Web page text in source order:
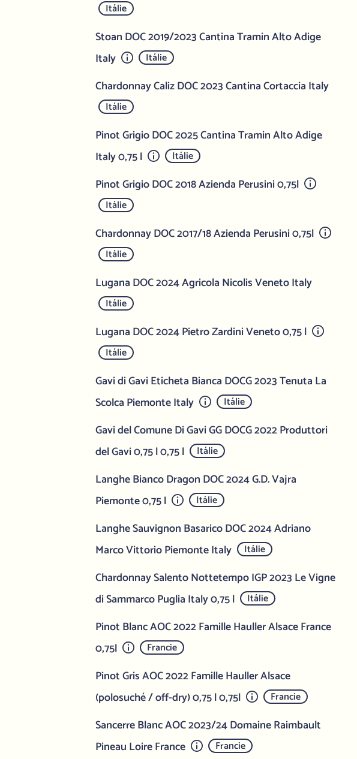
Itálie
Stoan DOC 2019/2023 Cantina Tramin Alto Adige
Italy
Itálie
Chardonnay Caliz DOC 2023 Cantina Cortaccia Italy
Itálie
Pinot Grigio DOC 2025 Cantina Tramin Alto Adige
Italy 0,75 l
Itálie
Pinot Grigio DOC 2018 Azienda Perusini 0,75l
Itálie
Chardonnay DOC 2017/18 Azienda Perusini 0,75l
Itálie
Lugana DOC 2024 Agricola Nicolis Veneto Italy
Itálie
Lugana DOC 2024 Pietro Zardini Veneto 0,75 l
Itálie
Gavi di Gavi Eticheta Bianca DOCG 2023 Tenuta La
Scolca Piemonte Italy
Itálie
Gavi del Comune Di Gavi GG DOCG 2022 Produttori
del Gavi 0,75 l 0,75 l
Itálie
Langhe Bianco Dragon DOC 2024 G.D. Vajra
Piemonte 0,75 l
Itálie
Langhe Sauvignon Basarico DOC 2024 Adriano
Marco Vittorio Piemonte Italy
Itálie
Chardonnay Salento Nottetempo IGP 2023 Le Vigne
di Sammarco Puglia Italy 0,75 l
Itálie
Pinot Blanc AOC 2022 Famille Hauller Alsace France
0,75l
Francie
Pinot Gris AOC 2022 Famille Hauller Alsace
(polosuché / off-dry) 0,75 l 0,75l
Francie
Sancerre Blanc AOC 2023/24 Domaine Raimbault
Pineau Loire France
Francie